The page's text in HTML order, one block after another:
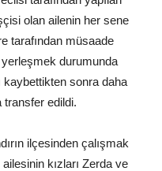
olan ailenin her sene
tarafından müsaade
durumunda
kaybettikten sonra daha
transfer edildi.
ilçesinden çalışmak
kızları Zerda ve